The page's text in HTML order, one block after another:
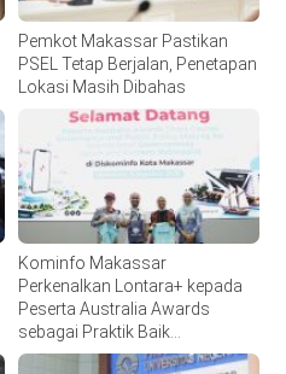
Pemkot Makassar Pastikan
PSEL Tetap Berjalan, Penetapan
Lokasi Masih Dibahas
Kominfo Makassar
Perkenalkan Lontara+ kepada
Peserta Australia Awards
sebagai Praktik Baik
Transformasi Digital